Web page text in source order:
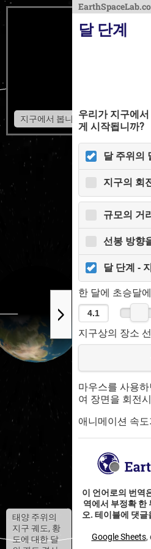
지구에서 봅니다
태양 주위의
지구 궤도, 황
도에 대한 달
달 단계
우리가 지구에
게 시작됩니까?
달 주위의
지구의 회
규모의 거
선봉 방향
달 단계 -
한 달에 초승달
지구상의 장소
마우스를 사용
여 장면을 회전
애니메이션 속
이 언어로의 번역
역에서 부정확 한
오. 테이블에 댓
Google Sheets,